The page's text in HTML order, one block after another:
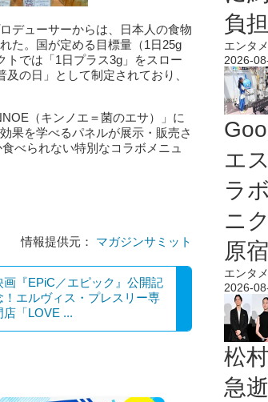
デューサーからは、日本人の食物
た。国が定める目標量（1日25g
トでは「1日プラス3g」をスロー
の日」として制定されており、
（キンノエ＝菌のエサ）」に
果を学べるパネルが展示・販売さ
べられない特別なコラボメニュ
情報提供元： マガジンサミット
画『EPiC／エピック』公開記
！エルヴィス・プレスリー専
店「LOVE ...
負
エンタメ
2026-
エ
ラ
ニ
原
エンタメ
2026-
松
急